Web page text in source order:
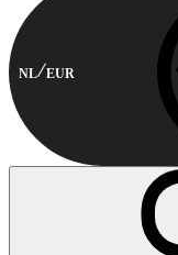
NL EUR